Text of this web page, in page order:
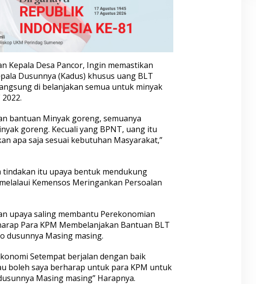
Kepala Desa Pancor, Ingin memastikan
Dusunnya (Kadus) khusus uang BLT
di belanjakan semua untuk minyak
bantuan Minyak goreng, semuanya
goreng. Kecuali yang BPNT, uang itu
apa saja sesuai kebutuhan Masyarakat,”
tindakan itu upaya bentuk mendukung
Kemensos Meringankan Persoalan
upaya saling membantu Perekonomian
Para KPM Membelanjakan Bantuan BLT
dusunnya Masing masing.
Setempat berjalan dengan baik
boleh saya berharap untuk para KPM untuk
Masing masing” Harapnya.